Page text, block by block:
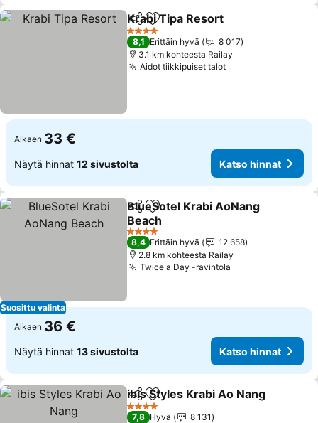
Jaa Lisää suosikkeihin
Krabi Tipa Resort
4 Tähtiluokitus
8,1 Erittäin hyvä
8 017
3.1 km kohteesta Railay
Aidot tiikkipuiset talot
Alkaen 33 €
Näytä hinnat 12 sivustolta Katso hinnat
Suosittu valinta
Jaa Lisää suosikkeihin
BlueSotel Krabi AoNang
Beach
4 Tähtiluokitus
8,4 Erittäin hyvä
12 658
2.8 km kohteesta Railay
Twice a Day -ravintola
Alkaen 36 €
Näytä hinnat 13 sivustolta Katso hinnat
Jaa Lisää suosikkeihin
ibis Styles Krabi Ao Nang
4 Tähtiluokitus
7,8 Hyvä
8 131